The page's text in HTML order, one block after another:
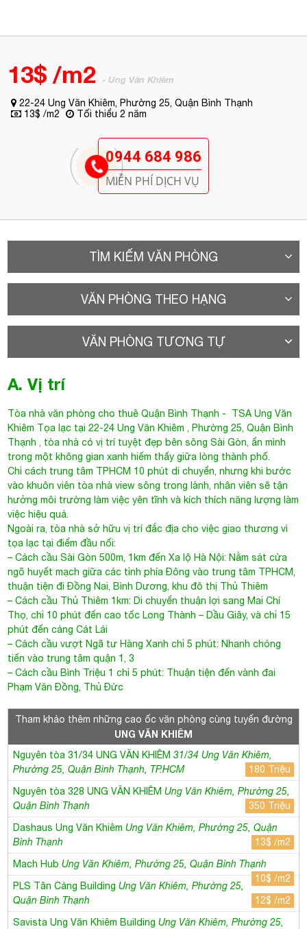
0944 684 986
VĂN PHÒNG THEO HẠNG
VĂN PHÒNG TƯƠNG TỰ
Tòa nhà văn phòng cho thuê Quận Bình Thạnh
Khiêm Tọa lạc tại 22-24Ung Văn Khiêm, Phường 25, Quận Bình
Thạnh , tòa nhà có vị trí tuyệt đẹp bên sông Sài Gòn, ẩn mình
trong một không gian xanh hiếm thấy giữa lòng thành phố.
Chỉ cách trung tâm TPHCM 10 phút di chuyển, nhưng khi bước
vào khuôn viên tòa nhà view sông trong lành, nhân viên sẽ tận
việc hiệu quả.
tọa lạc tại điểm đầu nối:
– Cách cầu Sài Gòn 500m, 1km đến Xa lộ Hà Nội: Nằm sát cửa
ngõ huyết mạch giữa các tỉnh phía Đông vào trung tâm TPHCM,
thuận tiện đi Đồng Nai, Bình Dương, khu đô thị Thủ Thiêm
– Cách cầu Thủ Thiêm 1km: Di chuyển thuận lợi sang Mai Chí
Thọ, chỉ 10 phút đến cao tốc Long Thành – Dầu Giây, và chỉ 15
phút đến cảng Cát Lái
– Cách cầu vượt Ngã tư Hàng Xanh chỉ 5 phút: Nhanh chóng
tiến vào trung tâm quận 1, 3
– Cách cầu Bình Triệu 1 chỉ 5 phút: Thuận tiện đến vành đai
Phạm Văn Đồng, Thủ Đức
Tham khảo thêm những cao ốc văn phòng cùng tuyến đường
UNG VĂN KHIÊM
Nguyên tòa 31/34 UNG VĂN KHIÊM
Phường 25, Quận Bình Thạnh, TP.HCM
180 Triệu
Nguyên tòa 328 UNG VĂN KHIÊM
Ung Văn Khiêm, Phường 25,
Quận Bình Thạnh
Bình Thạnh
13$ /m2
Ung Văn Khiêm, Phường 25, Quận Bình Thạnh
10$ /m2
PLS Tân Cảng Building Ung Văn Khiêm, Phường 25,
Quận Bình Thạnh
12$ /m2
Savista Ung Văn Khiêm BuildingUng Văn Khiêm, Phường 25,
Quận Bình Thạnh
10$ /m2
White House Newport BuildingUng Văn Khiêm, Phường 25,
Quận Bình Thạnh
7$ /m2
Royal Building Ung Văn Khiêm, Phường 25, Quận Bình Thạnh
8$ /m2
M.O.R.E UVK Building400/6 Ung Văn Khiêm, Phường
25, Quận Bình Thạnh
11$ /m2